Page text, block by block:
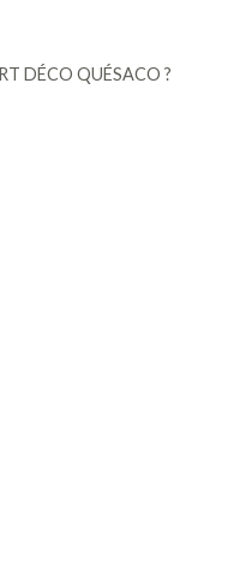
DÉCO QUÉSACO ?